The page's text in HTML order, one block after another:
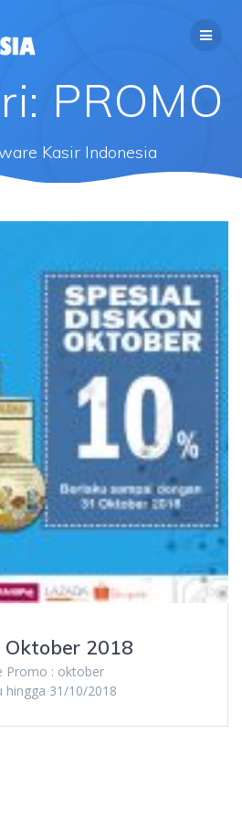
PROMO
Kasir Indonesia
Oktober 2018
Promo : oktober
hingga 31/10/2018